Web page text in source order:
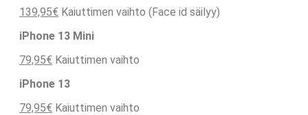
139,95€ Kaiuttimen vaihto (Face id säilyy)
iPhone 13 Mini
79,95€ Kaiuttimen vaihto
iPhone 13
79,95€ Kaiuttimen vaihto